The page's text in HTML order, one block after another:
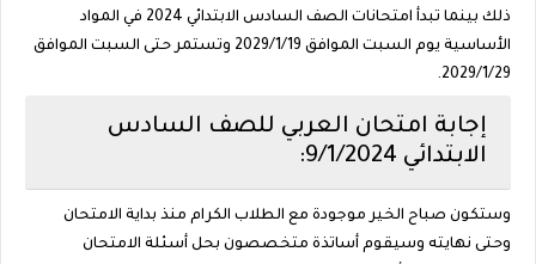
ذلك بينما تبدأ امتحانات الصف السادس الابتدائي 2024 في المواد
الأساسية يوم السبت الموافق 2029/1/19 وتستمر حتى السبت الموافق
2029/1/29.
إجابة امتحان العربي للصف السادس
الابتدائي 9/1/2024:
وستكون صباح الخير موجودة مع الطلاب الكرام منذ بداية الامتحان
وحتى نهايته وسيقوم أساتذة متخصصون بحل أسئلة الامتحان